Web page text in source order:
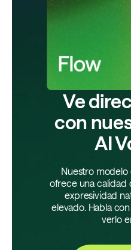
Ve
con
AI
Nuestro
ofrece una calidad
expresividad
elevado. Habla
verlo